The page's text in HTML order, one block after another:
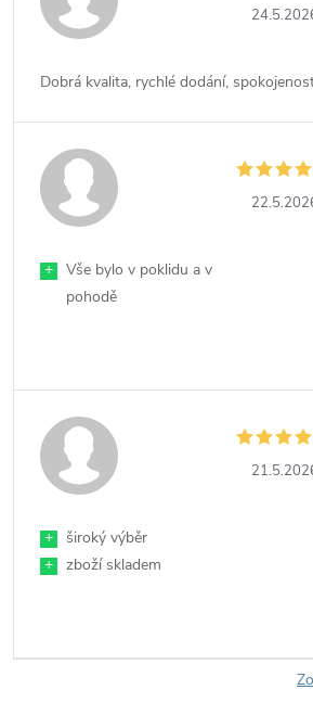
Dobrá kvalita, rychlé dodání,
+
Vše bylo v poklidu a v
pohodě
+
široký výběr
+
zboží skladem